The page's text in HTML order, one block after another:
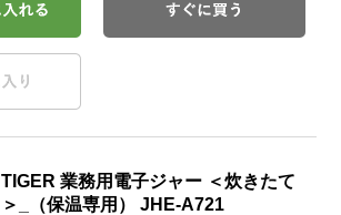
TIGER 業務用電子ジャー ＜炊きたて
＞_（保温専用） JHE-A721